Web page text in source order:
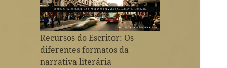
Recursos do Escritor: Os
diferentes formatos da
narrativa literária